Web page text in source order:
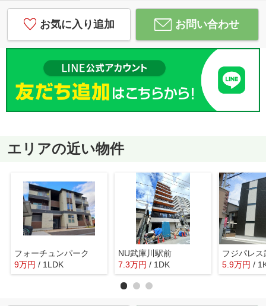
お気に入り追加 お問い合わせ
エリアの近い物件
フォーチュンパーク
9万円 / 1LDK
NU武庫川駅前
7.3万円 / 1DK 5.9万円 /